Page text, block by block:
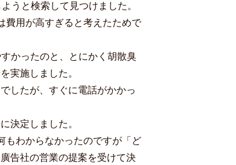
うと検索して見つけました。
費用が高すぎると考えたためで
かったのと、とにかく胡散臭
実施しました。
したが、すぐに電話がかかっ
決定しました。
もわからなかったのですが「ど
告社の営業の提案を受けて決